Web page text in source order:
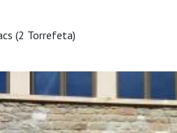
(2 Torrefeta)